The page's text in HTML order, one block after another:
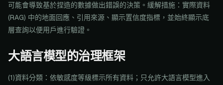
可能會導致基於捏造的數據做出錯誤的決策。緩解措施：實際資料
(RAG) 中的地面回應、引用來源、顯示置信度指標，並始終顯示底
層查詢以便用戶進行驗證。
大語言模型的治理框架
(1)資料分類：依敏感度等級標示所有資料；只允許大語言模型進入